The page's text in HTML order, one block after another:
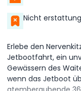
Nicht
Erlebe den
Jetbootfahrt, ein
Gewässern des
wenn das Jetboot